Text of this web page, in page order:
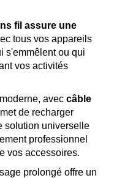
fil assure une
tous vos appareils
s'emmêlent ou qui
vos activités
moderne, avec câble
de recharger
solution universelle
professionnel
vos accessoires.
prolongé offre un